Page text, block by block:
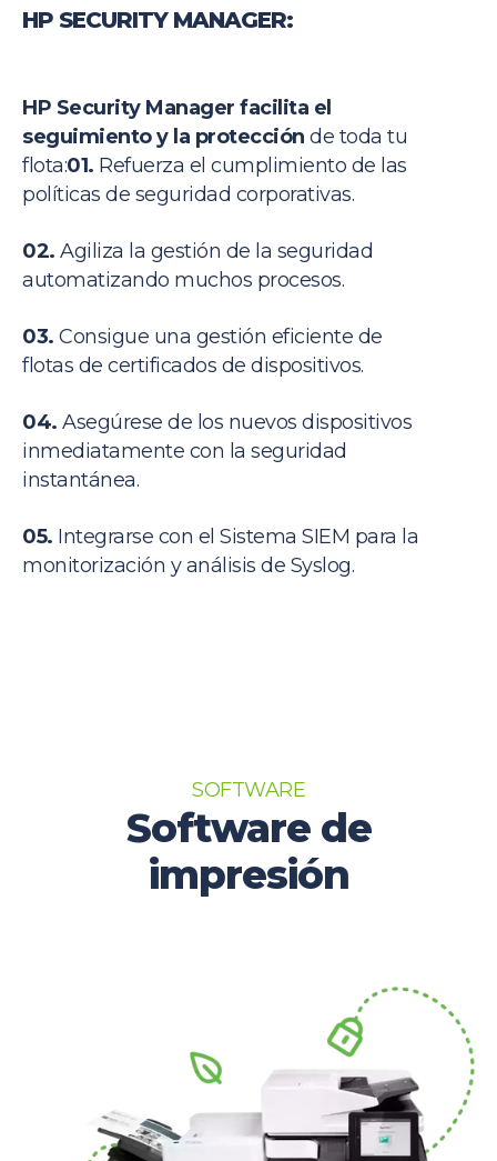
HP SECURITY MANAGER:
HP Security Manager facilita el
seguimiento y la protección de toda tu
flota:01. Refuerza el cumplimiento de las
políticas de seguridad corporativas.
02. Agiliza la gestión de la seguridad
automatizando muchos procesos.
03. Consigue una gestión eficiente de
flotas de certificados de dispositivos.
04. Asegúrese de los nuevos dispositivos
inmediatamente con la seguridad
instantánea.
05. Integrarse con el Sistema SIEM para la
monitorización y análisis de Syslog.
SOFTWARE
Software de
impresión